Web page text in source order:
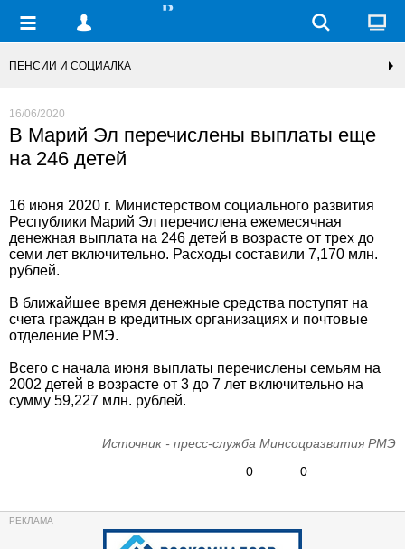
ПЕНСИИ И СОЦИАЛКА
16/06/2020
В Марий Эл перечислены выплаты еще
на 246 детей
16 июня 2020 г. Министерством социального развития
Республики Марий Эл перечислена ежемесячная
денежная выплата на 246 детей в возрасте от трех до
семи лет включительно. Расходы составили 7,170 млн.
рублей.
В ближайшее время денежные средства поступят на
счета граждан в кредитных организациях и почтовые
отделение РМЭ.
Всего с начала июня выплаты перечислены семьям на
2002 детей в возрасте от 3 до 7 лет включительно на
сумму 59,227 млн. рублей.
Источник - пресс-служба Минсоцразвития РМЭ
0
0